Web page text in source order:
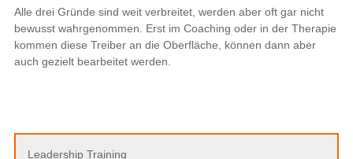
Alle drei Gründe sind weit verbreitet, werden aber oft gar nicht
bewusst wahrgenommen. Erst im Coaching oder in der Therapie
kommen diese Treiber an die Oberfläche, können dann aber
auch gezielt bearbeitet werden.
Leadership Training